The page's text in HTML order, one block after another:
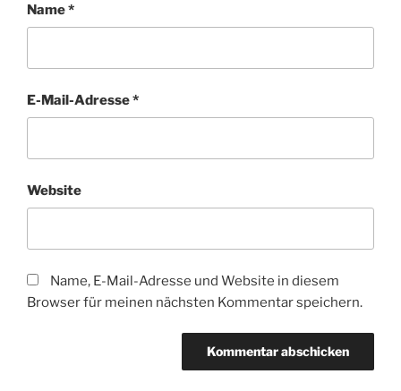
Name*
E-Mail-Adresse*
Website
Name, E-Mail-Adresse und Website in diesem
Browser für meinen nächsten Kommentar speichern.